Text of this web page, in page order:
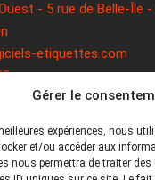
Gérer le
expériences, nous
et/ou accéder aux
nous permettra de traiter
- 5 rue de Belle-Île -
etiquettes.com